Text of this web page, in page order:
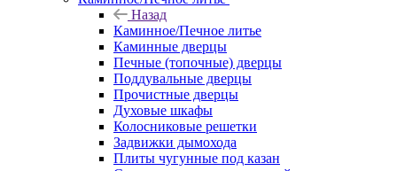
Назад
Каминное/Печное литье
Каминные дверцы
Печные (топочные) дверцы
Поддувальные дверцы
Прочистные дверцы
Духовые шкафы
Колосниковые решетки
Задвижки дымохода
Плиты чугунные под казан